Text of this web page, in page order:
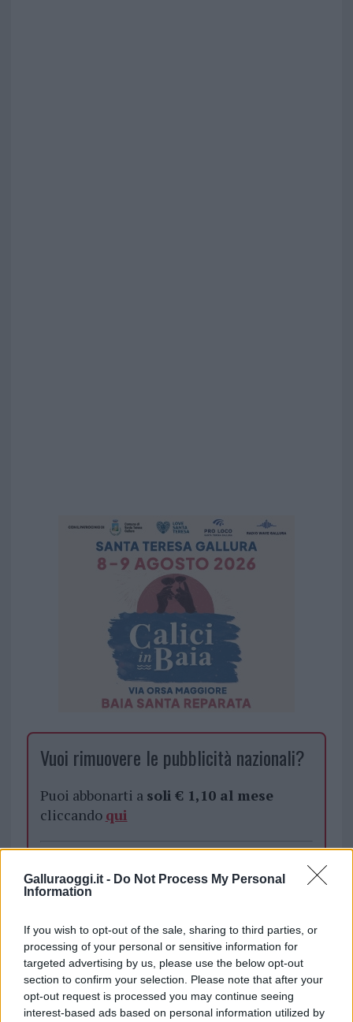
Galluraoggi.it - Do Not Process My Personal
Information
If you wish to opt-out of the sale, sharing to third parties, or
processing of your personal or sensitive information for
targeted advertising by us, please use the below opt-out
section to confirm your selection. Please note that after your
opt-out request is processed you may continue seeing
interest-based ads based on personal information utilized by
Vuoi rimuovere le pubblicità nazionali?
Puoi abbonarti a soli € 1,10 al mese
cliccando qui
Puoi effettuare l'accesso andando nella
cliccandoqui
TEMI: Caffetteria Della Nonna